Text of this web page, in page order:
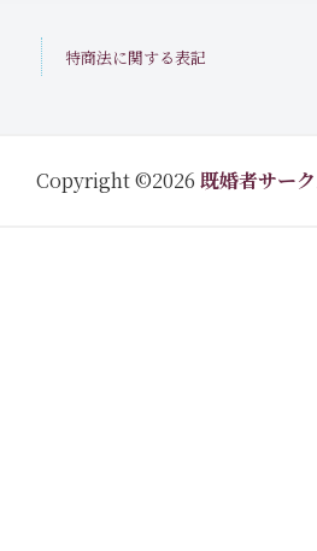
特商法に関する表記
Copyright ©2026 既婚者サー